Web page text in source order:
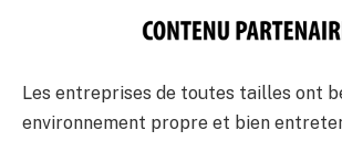
Les entreprises de toutes tailles ont
environnement propre et bien